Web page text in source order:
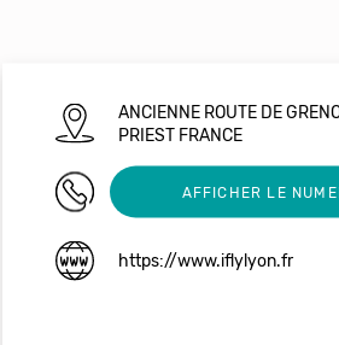
ANCIENNE ROUTE DE
PRIEST FRANCE
0482903470AFFICHER LE
https://www.iflylyon.fr